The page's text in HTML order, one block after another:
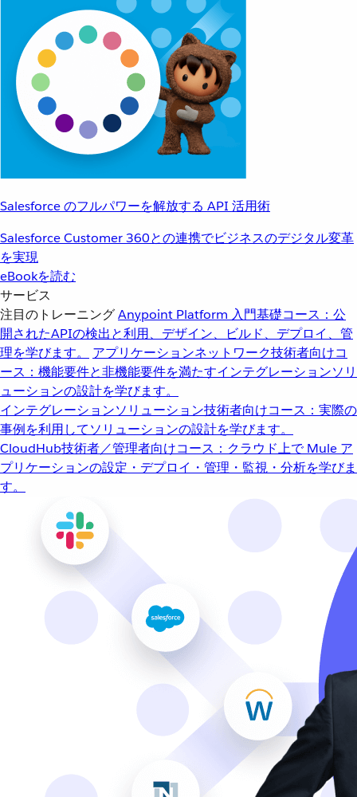
Salesforce のフルパワーを解放する API 活用術
Salesforce Customer 360との連携でビジネスのデジタル変革
を実現
eBookを読む
サービス
注目のトレーニングAnypoint Platform 入門基礎コース：公
開されたAPIの検出と利用、デザイン、ビルド、デプロイ、管
理を学びます。
アプリケーションネットワーク技術者向けコ
ース：機能要件と非機能要件を満たすインテグレーションソリ
ューションの設計を学びます。
インテグレーションソリューション技術者向けコース：実際の
事例を利用してソリューションの設計を学びます。
CloudHub技術者／管理者向けコース：クラウド上で Mule ア
プリケーションの設定・デプロイ・管理・監視・分析を学びま
す。